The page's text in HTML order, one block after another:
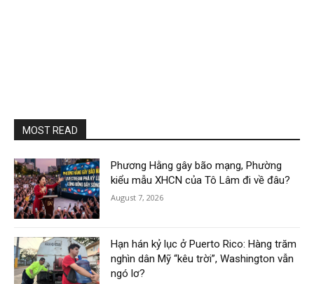
MOST READ
Phương Hằng gây bão mạng, Phường
kiểu mẫu XHCN của Tô Lâm đi về đâu?
August 7, 2026
Hạn hán kỷ lục ở Puerto Rico: Hàng trăm
nghìn dân Mỹ “kêu trời”, Washington vẫn
ngó lơ?